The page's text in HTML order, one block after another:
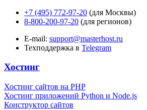
+7 (495) 772-97-20 (для Москвы)
8-800-200-97-20 (для регионов)
E-mail: support@masterhost.ru
Техподдержка в Telegram
Хостинг
Хостинг сайтов на PHP
Хостинг приложений Python и Node.js
Конструктор сайтов